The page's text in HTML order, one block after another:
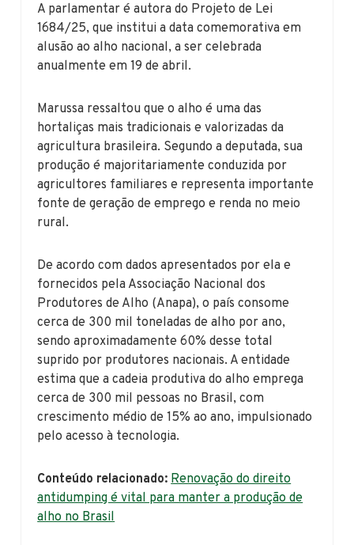
A parlamentar é autora do Projeto de Lei
1684/25, que institui a data comemorativa em
alusão ao alho nacional, a ser celebrada
anualmente em 19 de abril.
Marussa ressaltou que o alho é uma das
hortaliças mais tradicionais e valorizadas da
agricultura brasileira. Segundo a deputada, sua
produção é majoritariamente conduzida por
agricultores familiares e representa importante
fonte de geração de emprego e renda no meio
rural.
De acordo com dados apresentados por ela e
fornecidos pela Associação Nacional dos
Produtores de Alho (Anapa), o país consome
cerca de 300 mil toneladas de alho por ano,
sendo aproximadamente 60% desse total
suprido por produtores nacionais. A entidade
estima que a cadeia produtiva do alho emprega
cerca de 300 mil pessoas no Brasil, com
crescimento médio de 15% ao ano, impulsionado
pelo acesso à tecnologia.
Conteúdo relacionado: Renovação do direito
antidumping é vital para manter a produção de
alho no Brasil